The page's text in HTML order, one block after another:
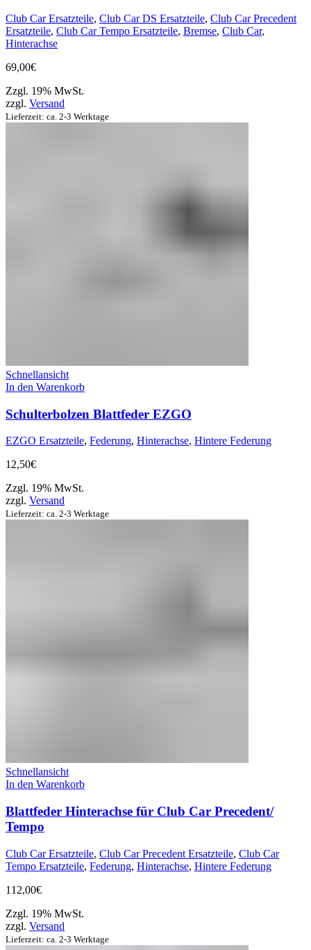
Club Car Ersatzteile, Club Car DS Ersatzteile, Club Car Precedent
Ersatzteile, Club Car Tempo Ersatzteile, Bremse, Club Car,
Hinterachse
69,00€
Zzgl. 19% MwSt.
zzgl. Versand
Lieferzeit: ca. 2-3 Werktage
Schnellansicht
In den Warenkorb
Schulterbolzen Blattfeder EZGO
EZGO Ersatzteile, Federung, Hinterachse, Hintere Federung
12,50€
Zzgl. 19% MwSt.
zzgl. Versand
Lieferzeit: ca. 2-3 Werktage
Schnellansicht
In den Warenkorb
Blattfeder Hinterachse für Club Car Precedent/
Tempo
Club Car Ersatzteile, Club Car Precedent Ersatzteile, Club Car
Tempo Ersatzteile, Federung, Hinterachse, Hintere Federung
112,00€
Zzgl. 19% MwSt.
zzgl. Versand
Lieferzeit: ca. 2-3 Werktage